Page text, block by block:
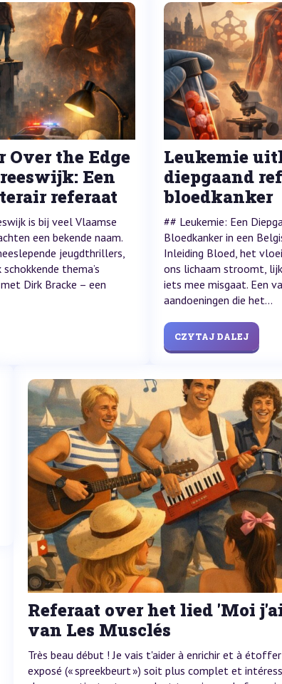
the Edge
Een
referaat
is bij veel Vlaamse
een bekende naam.
jeugdthrillers,
thema’s
Dirk Bracke – een
Leukemie
diepgaand
bloedkanker
## Leukemie: Een
Bloedkanker in een
Inleiding Bloed, het
ons lichaam stroomt,
iets mee misgaat. Een
aandoeningen die het...
CZYTAJ DALEJ
Referaat over het lied 'Moi
van Les Musclés
Très beau début ! Je vais t'aider à enrichir et à
exposé (« spreekbeurt ») soit plus complet et